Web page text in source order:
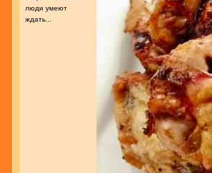
люди умеют
ждать...